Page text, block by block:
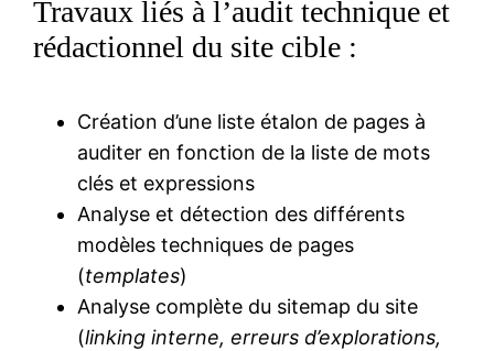
Travaux liés à l’audit technique et
rédactionnel du site cible :
Création d’une liste étalon de pages à
auditer en fonction de la liste de mots
clés et expressions
Analyse et détection des différents
modèles techniques de pages
(templates)
Analyse complète du sitemap du site
(linking interne, erreurs d’explorations,